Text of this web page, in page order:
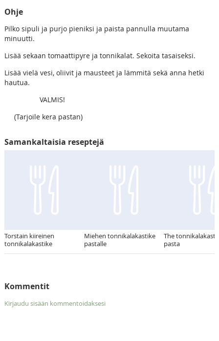
Ohje
Pilko sipuli ja purjo pieniksi ja paista pannulla muutama
minuutti.
Lisää sekaan tomaattipyre ja tonnikalat. Sekoita tasaiseksi.
Lisää vielä vesi, oliivit ja mausteet ja lämmitä sekä anna hetki
hautua.
VALMIS!
(Tarjoile kera pastan)
Samankaltaisia reseptejä
Torstain kiireinen
tonnikalakastike
Miehen tonnikalakastike
pastalle
The
pasta
Kommentit
Kirjaudu sisään kommentoidaksesi